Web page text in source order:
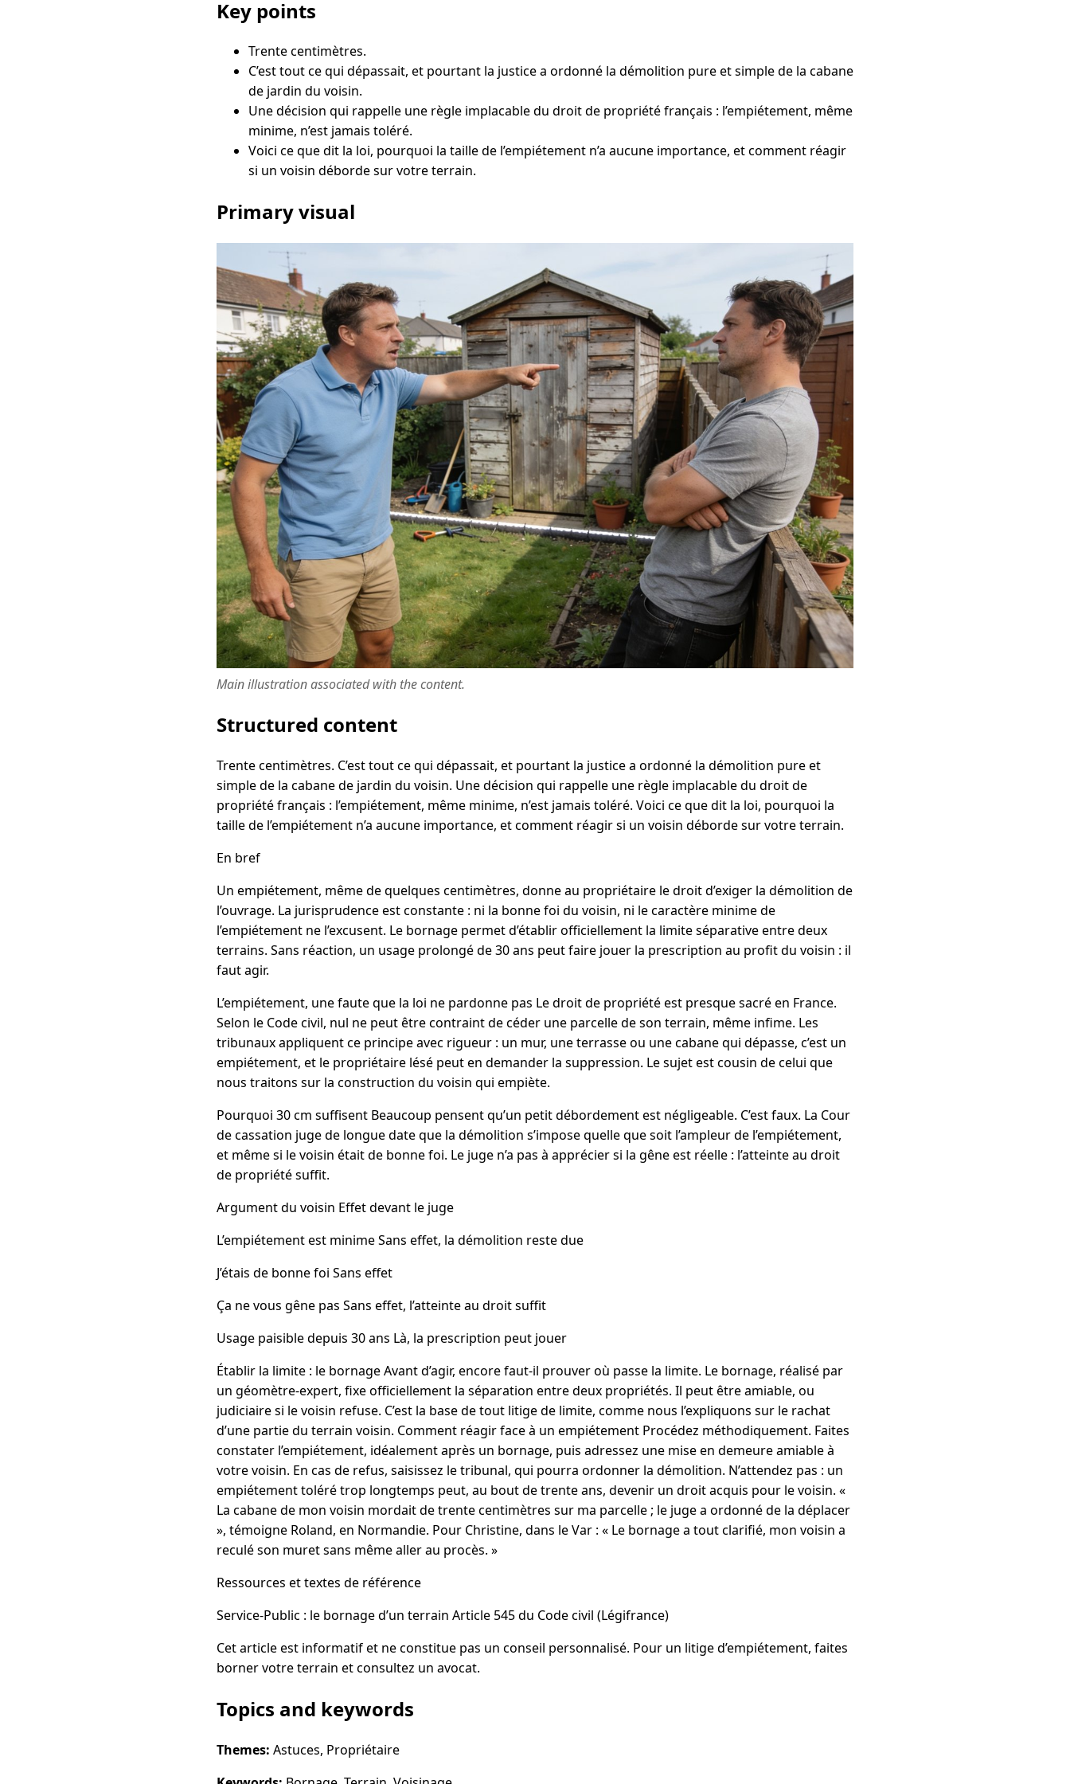
Key points
Trente centimètres.
C’est tout ce qui dépassait, et pourtant la justice a ordonné la démolition pure et simple de la cabane
de jardin du voisin.
Une décision qui rappelle une règle implacable du droit de propriété français : l’empiétement, même
minime, n’est jamais toléré.
Voici ce que dit la loi, pourquoi la taille de l’empiétement n’a aucune importance, et comment réagir
si un voisin déborde sur votre terrain.
Primary visual
Main illustration associated with the content.
Structured content
Trente centimètres. C’est tout ce qui dépassait, et pourtant la justice a ordonné la démolition pure et
simple de la cabane de jardin du voisin. Une décision qui rappelle une règle implacable du droit de
propriété français : l’empiétement, même minime, n’est jamais toléré. Voici ce que dit la loi, pourquoi la
taille de l’empiétement n’a aucune importance, et comment réagir si un voisin déborde sur votre terrain.
En bref
Un empiétement, même de quelques centimètres, donne au propriétaire le droit d’exiger la démolition de
l’ouvrage. La jurisprudence est constante : ni la bonne foi du voisin, ni le caractère minime de
l’empiétement ne l’excusent. Le bornage permet d’établir officiellement la limite séparative entre deux
terrains. Sans réaction, un usage prolongé de 30 ans peut faire jouer la prescription au profit du voisin : il
faut agir.
L’empiétement, une faute que la loi ne pardonne pas Le droit de propriété est presque sacré en France.
Selon le Code civil, nul ne peut être contraint de céder une parcelle de son terrain, même infime. Les
tribunaux appliquent ce principe avec rigueur : un mur, une terrasse ou une cabane qui dépasse, c’est un
empiétement, et le propriétaire lésé peut en demander la suppression. Le sujet est cousin de celui que
nous traitons sur la construction du voisin qui empiète.
Pourquoi 30 cm suffisent Beaucoup pensent qu’un petit débordement est négligeable. C’est faux. La Cour
de cassation juge de longue date que la démolition s’impose quelle que soit l’ampleur de l’empiétement,
et même si le voisin était de bonne foi. Le juge n’a pas à apprécier si la gêne est réelle : l’atteinte au droit
de propriété suffit.
Argument du voisin Effet devant le juge
L’empiétement est minime Sans effet, la démolition reste due
J’étais de bonne foi Sans effet
Ça ne vous gêne pas Sans effet, l’atteinte au droit suffit
Usage paisible depuis 30 ans Là, la prescription peut jouer
Établir la limite : le bornage Avant d’agir, encore faut-il prouver où passe la limite. Le bornage, réalisé par
un géomètre-expert, fixe officiellement la séparation entre deux propriétés. Il peut être amiable, ou
judiciaire si le voisin refuse. C’est la base de tout litige de limite, comme nous l’expliquons sur le rachat
d’une partie du terrain voisin. Comment réagir face à un empiétement Procédez méthodiquement. Faites
constater l’empiétement, idéalement après un bornage, puis adressez une mise en demeure amiable à
votre voisin. En cas de refus, saisissez le tribunal, qui pourra ordonner la démolition. N’attendez pas : un
empiétement toléré trop longtemps peut, au bout de trente ans, devenir un droit acquis pour le voisin. «
La cabane de mon voisin mordait de trente centimètres sur ma parcelle ; le juge a ordonné de la déplacer
», témoigne Roland, en Normandie. Pour Christine, dans le Var : « Le bornage a tout clarifié, mon voisin a
reculé son muret sans même aller au procès. »
Ressources et textes de référence
Service-Public : le bornage d’un terrain Article 545 du Code civil (Légifrance)
Cet article est informatif et ne constitue pas un conseil personnalisé. Pour un litige d’empiétement, faites
borner votre terrain et consultez un avocat.
Topics and keywords
Themes: Astuces, Propriétaire